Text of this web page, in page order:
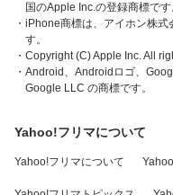
国のApple Inc.の登録商標です
・iPhone商標は、アイホン株
す。
・Copyright (C) Apple Inc. All
・Android、Androidロゴ、
Google LLC の商標です。
Yahoo!フリマについて
Yahoo!フリマについて